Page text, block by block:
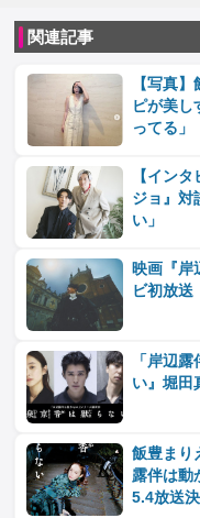
関連記事
【写真
ピが美し
ってる」
【イン
ジョ』
い」
映画『岸
ビ初放
「岸辺
い』堀田
飯豊まり
露伴は動
5.4放送